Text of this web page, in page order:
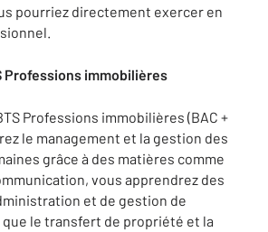
pourriez directement exercer en
Professions immobilières
Professions immobilières (BAC +
le management et la gestion des
grâce à des matières comme
vous apprendrez des
et de gestion de
le transfert de propriété et la